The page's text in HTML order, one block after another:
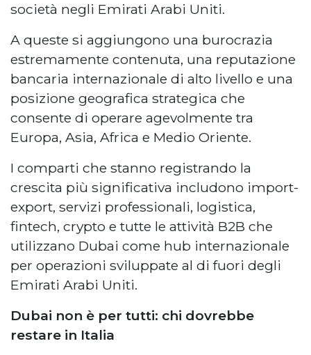
società negli Emirati Arabi Uniti.
A queste si aggiungono una burocrazia
estremamente contenuta, una reputazione
bancaria internazionale di alto livello e una
posizione geografica strategica che
consente di operare agevolmente tra
Europa, Asia, Africa e Medio Oriente.
I comparti che stanno registrando la
crescita più significativa includono import-
export, servizi professionali, logistica,
fintech, crypto e tutte le attività B2B che
utilizzano Dubai come hub internazionale
per operazioni sviluppate al di fuori degli
Emirati Arabi Uniti.
Dubai non è per tutti: chi dovrebbe
restare in Italia